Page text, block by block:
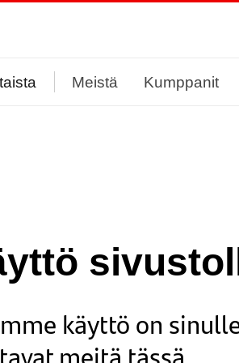
Meistä Kumppanit
käyttö on